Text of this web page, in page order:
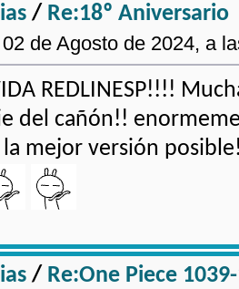
/ Re:18º Aniversario
de Agosto de 2024, a
REDLINESP!!!!
del cañón!!
mejor versión
/ Re:One Piece